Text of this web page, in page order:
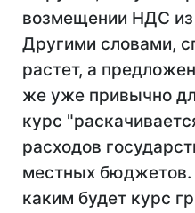
возмещении НДС
Другими словами,
растет, а
же уже привычно
курс
расходов
местных бюджетов.
каким будет курс